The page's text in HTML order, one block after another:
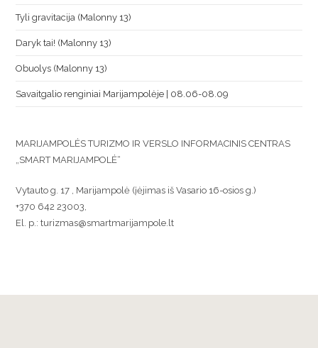
Tyli gravitacija (Malonny 13)
Daryk tai! (Malonny 13)
Obuolys (Malonny 13)
Savaitgalio renginiai Marijampolėje | 08.06-08.09
MARIJAMPOLĖS TURIZMO IR VERSLO INFORMACINIS CENTRAS
„SMART MARIJAMPOLĖ“
Vytauto g. 17 , Marijampolė (įėjimas iš Vasario 16-osios g.)
+370 642 23003,
El. p.: turizmas@smartmarijampole.lt